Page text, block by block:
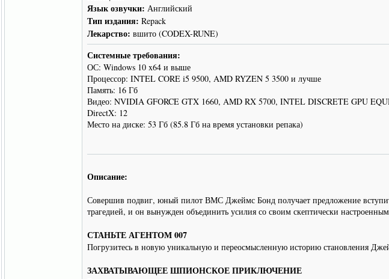
Язык озвучки: Английский
Тип издания: Repack
Лекарство: вшито (CODEX-RUNE)
Системные требования:
ОС: Windows 10 x64 и выше
Процессор: INTEL CORE i5 9500, AMD RYZEN 5 3500 и лучше
Память: 16 Гб
Видео: NVIDIA GFORCE GTX 1660, AMD RX 5700, INTEL DISCRETE GPU
DirectX: 12
Место на диске: 53 Гб (85.8 Гб на время установки репака)
Описание:
Совершив подвиг, юный пилот ВМС Джеймс Бонд получает предложение
трагедией, и он вынужден объединить усилия со своим скептически
СТАНЬТЕ АГЕНТОМ 007
Погрузитесь в новую уникальную и переосмысленную историю становления
ЗАХВАТЫВАЮЩЕЕ ШПИОНСКОЕ ПРИКЛЮЧЕНИЕ